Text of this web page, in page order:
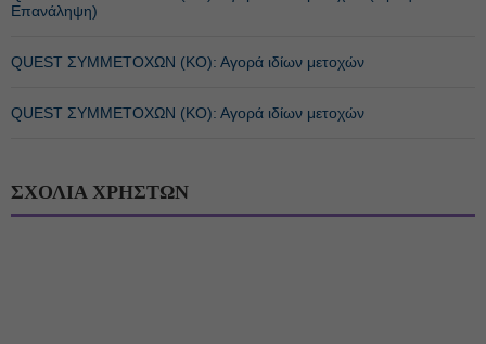
Επανάληψη)
QUEST ΣΥΜΜΕΤΟΧΩΝ (ΚΟ): Αγορά ιδίων μετοχών
QUEST ΣΥΜΜΕΤΟΧΩΝ (ΚΟ): Αγορά ιδίων μετοχών
ΣΧΟΛΙΑ ΧΡΗΣΤΩΝ